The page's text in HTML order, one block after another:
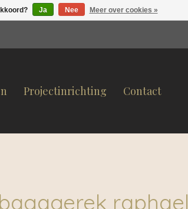
Projectinrichting Contact
raphael
Ja Nee Meer over cookies »